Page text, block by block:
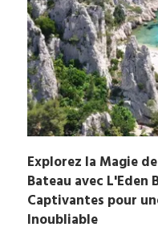
Explorez la Magie
Bateau avec L'Eden
Captivantes pour
Inoubliable